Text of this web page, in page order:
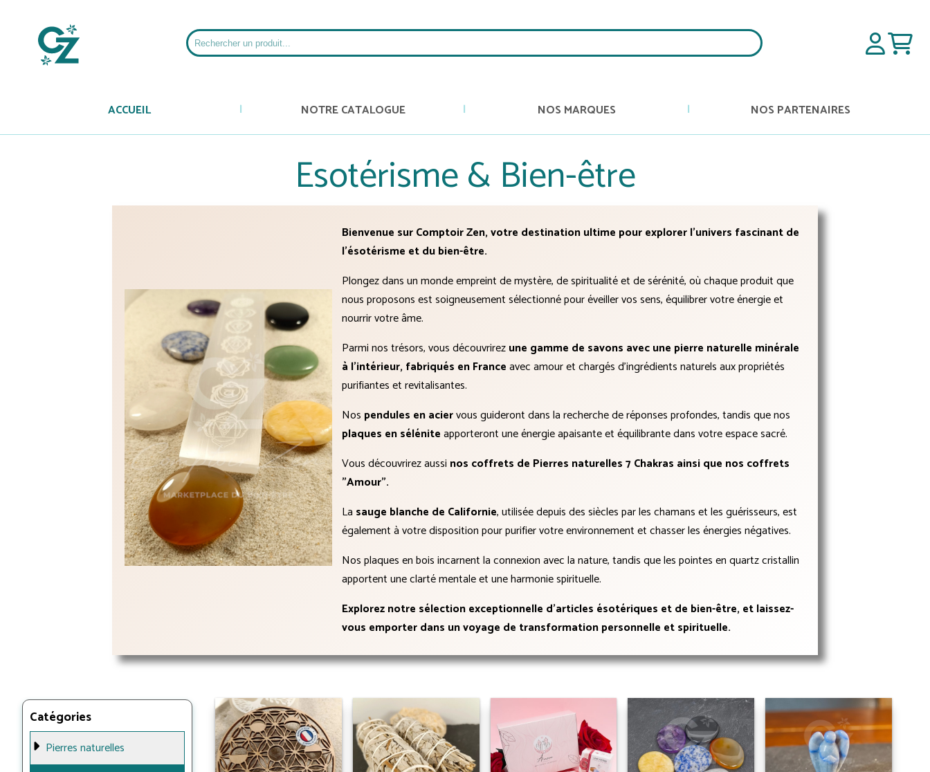
ACCUEIL NOTRE CATALOGUE NOS MARQUES NOS PARTENAIRES
Esotérisme & Bien-être
Bienvenue sur Comptoir Zen, votre destination ultime pour explorer l'univers fascinant de
l'ésotérisme et du bien-être.
Plongez dans un monde empreint de mystère, de spiritualité et de sérénité, où chaque produit que
nous proposons est soigneusement sélectionné pour éveiller vos sens, équilibrer votre énergie et
nourrir votre âme.
Parmi nos trésors, vous découvrirezune gamme de savons avec une pierre naturelle minérale
à l'intérieur, fabriqués en Franceavec amour et chargés d'ingrédients naturels aux propriétés
purifiantes et revitalisantes.
Nos pendules en aciervous guideront dans la recherche de réponses profondes, tandis que nos
plaques en séléniteapporteront une énergie apaisante et équilibrante dans votre espace sacré.
Vous découvrirez aussi nos coffrets de Pierres naturelles 7 Chakras ainsi que nos coffrets
"Amour".
La sauge blanche de Californie, utilisée depuis des siècles par les chamans et les guérisseurs, est
également à votre disposition pour purifier votre environnement et chasser les énergies négatives.
Nos plaques en bois incarnent la connexion avec la nature, tandis que les pointes en quartz cristallin
apportent une clarté mentale et une harmonie spirituelle.
Explorez notre sélection exceptionnelle d'articles ésotériques et de bien-être, et laissez-
vous emporter dans un voyage de transformation personnelle et spirituelle.
Catégories
Pierres naturelles